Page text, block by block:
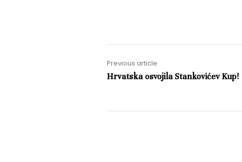
Previous article
Hrvatska osvojila Stankovićev Kup!